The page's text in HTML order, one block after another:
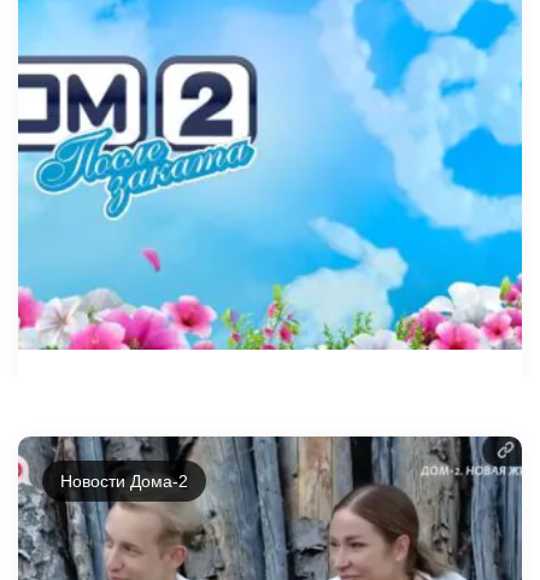
ночной эфир
6 августа, 2026
Новости Дома-2